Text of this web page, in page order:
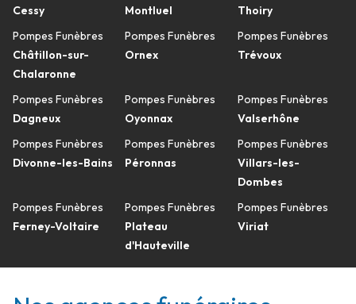
Cessy
Pompes Funèbres
Châtillon-sur-
Chalaronne
Pompes Funèbres
Dagneux
Pompes Funèbres
Divonne-les-Bains
Pompes Funèbres
Ferney-Voltaire
Montluel
Pompes Funèbres
Ornex
Pompes Funèbres
Oyonnax
Pompes Funèbres
Péronnas
Pompes Funèbres
Plateau
d'Hauteville
Thoiry
Pompes Funèbres
Trévoux
Pompes Funèbres
Valserhône
Pompes Funèbres
Villars-les-
Dombes
Pompes Funèbres
Viriat